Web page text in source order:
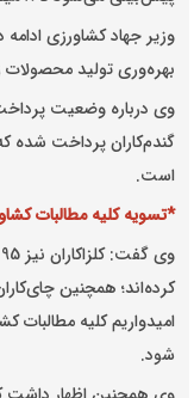
وزیر جهاد کشاورزی ادامه
بهره‌وری تولید محصولات
گندم‌کاران پرداخت شده
است.
*تسویه کلیه مطالبات
امیدواریم کلیه مطالبات
شود.